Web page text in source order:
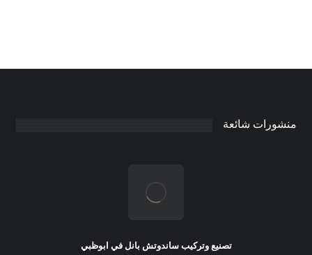
منشورات شائعة
تصنيع وتركيب ساندوتش بانل في ابوظبي